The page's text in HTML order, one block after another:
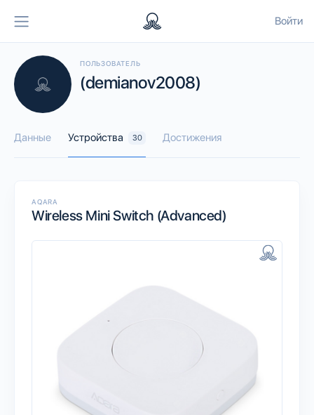
Войти
ПОЛЬЗОВАТЕЛЬ
(demianov2008)
Данные Устройства 30 Достижения
AQARA
Wireless Mini Switch (Advanced)